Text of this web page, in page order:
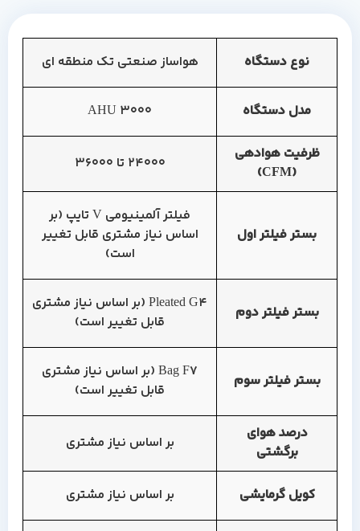
نوع دستگاه هواساز صنعتی تک منطقه ای
مدل دستگاه AHU 3000
ظرفیت هوادهی
(CFM)
24000 تا 36000
بستر فیلتر اول
فیلتر آلمینیومی V تایپ (بر
اساس نیاز مشتری قابل تغییر
است)
بستر فیلتر دوم
Pleated G4 (بر اساس نیاز مشتری
قابل تغییر است)
بستر فیلتر سوم
Bag F7 (بر اساس نیاز مشتری
قابل تغییر است)
درصد هوای
برگشتی
بر اساس نیاز مشتری
کویل گرمایشی بر اساس نیاز مشتری